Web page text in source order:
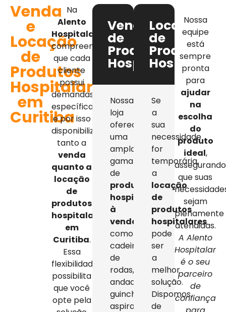
Venda
e
Locação
de
Produtos
Hospitalares
em
Curitiba
Na
Alento
Hospitalar
compreendemos
que cada
cliente
possui
demandas
específicas,
e por isso
disponibilizamos
tanto a
venda
quanto a
locação
de
produtos
hospitalares
em
Curitiba.
Essa
flexibilidade
possibilita
que você
opte pela
Venda
de
Produtos
Hospitalares
Nossa
loja
oferece
uma
ampla
gama
de
produtos
hospitalares
à
venda
como
cadeiras
de
rodas,
andadores,
guinchos,
aspiradores
Locação
de
Produtos
Se
a
sua
necessidade
for
temporária,
a
locação
de
produtos
hospitalares
pode
ser
a
melhor
solução.
Dispomos
de
Nossa
equipe
está
sempre
pronta
para
ajudar
na
escolha
do
produto
ideal,
assegurando
que suas
sejam
plenamente
atendidas.
A Alento
Hospitalar
é o seu
parceiro
de
confiança